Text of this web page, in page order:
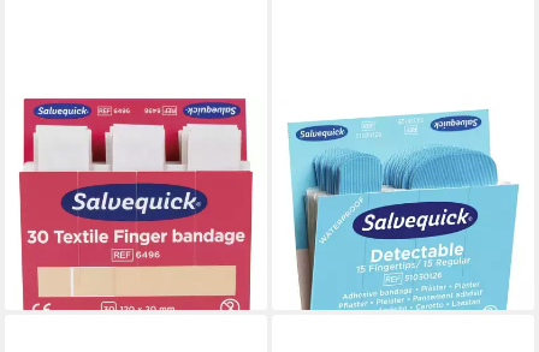
SALVEQUICK@
Pflasterspender Salvequick
1009496 Pflaster-Nachfüllset
(L x B) 120 mm x 20 mm
ab 44,85 €
(0,25 €/ 1 Stk)
lieferbar - in 2-3 Werktagen bei dir
SALVEQUICK®
Erste-Hilfe-Set,
Nachfüllpackungen 6 x 30
Pflaster detektierbar,
fingersp. und normal
ab 66,98 €
lieferbar - in 3-4 Werktagen bei dir